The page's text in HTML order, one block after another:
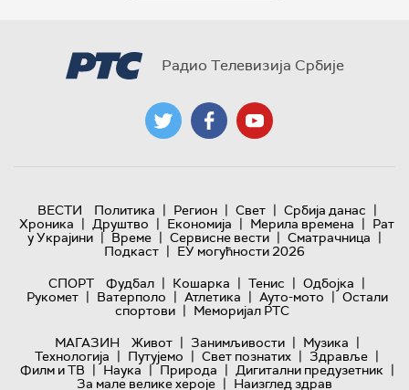
Радио Телевизија Србије
ВЕСТИ Политика | Регион | Свет | Србија данас |
Хроника | Друштво | Економија | Мерила времена | Рат
у Украјини | Време | Сервисне вести | Сматрачница |
Подкаст | ЕУ могућности 2026
СПОРТ
Фудбал | Кошарка | Тенис | Одбојка |
Рукомет | Ватерполо | Атлетика | Ауто-мото | Остали
спортови | Меморијал РТС
МАГАЗИН
Живот | Занимљивости | Музика |
Технологијa | Путујемо | Свет познатих | Здравље |
Филм и ТВ | Наука | Природа | Дигитални предузетник |
За мале велике хероје | Наизглед здрав